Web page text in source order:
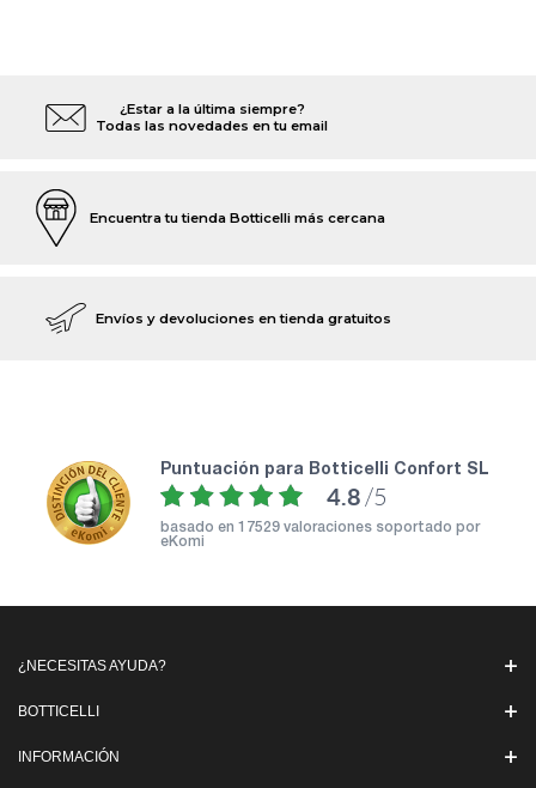
¿Estar a la última siempre?
Todas las novedades en tu email
Encuentra tu tienda Botticelli más cercana
Envíos y devoluciones en tienda gratuitos
puntuación para Botticelli Confort SL
4.8 /5
basado en 17529 valoraciones soportado por
eKomi
¿NECESITAS AYUDA?
BOTTICELLI
INFORMACIÓN